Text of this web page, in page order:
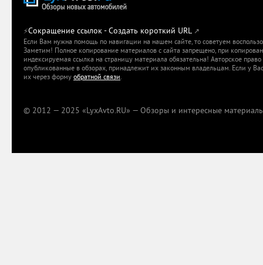
⚡Сокращение ссылок - Создать короткий URL ↗
Если Вам нужна помощь по навигации на нашем сайте, то советуем
Заметим! Полное копирование материалов с сайта запрещено, при
индексируемая ссылка на страницу материала обязательна! Авторское
опубликованные в обзорах, принадлежит их законным владельцам. Если у
их через форму обратной связи.
© 2012 — 2025 «LyxAvto.RU» — Обзоры и интересные